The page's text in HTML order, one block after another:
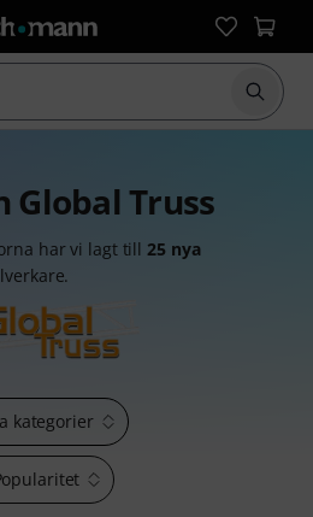
Börja
Truss
har vi lagt till25 nya
kategorier